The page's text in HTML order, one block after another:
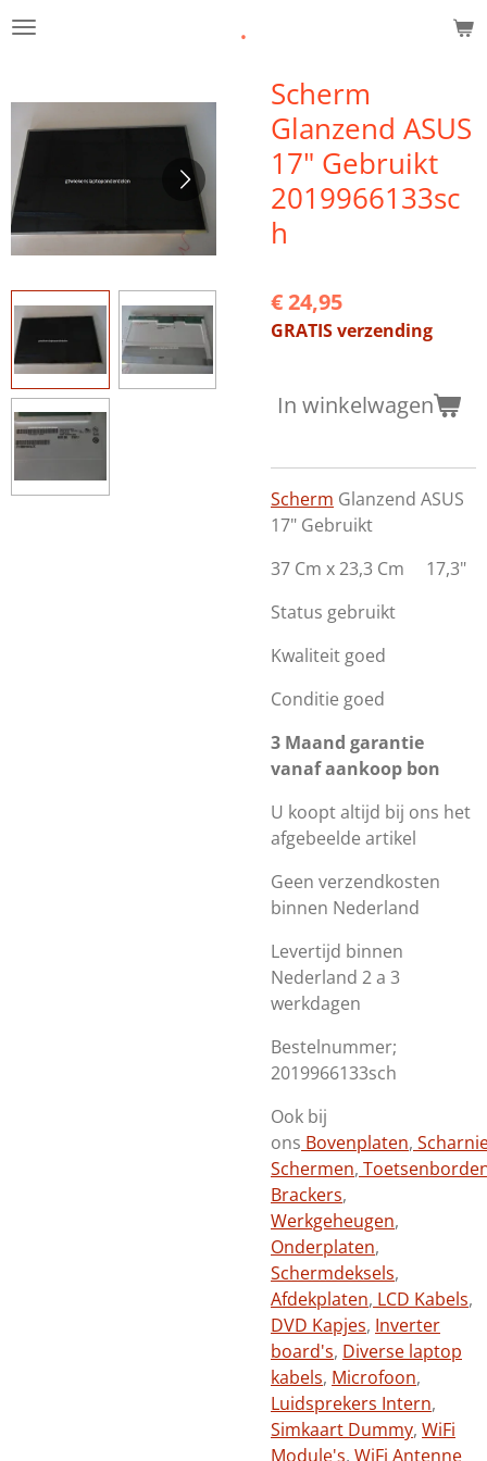
Ga
de
hoofdinhoud
.
Scherm
Glanzend ASUS
17" Gebruikt
2019966133sc
h
€ 24,95
GRATIS verzending
In winkelwagen
Scherm Glanzend ASUS
17" Gebruikt
37 Cm x 23,3 Cm 17,3"
Status gebruikt
Kwaliteit goed
Conditie goed
3 Maand garantie
vanaf aankoop bon
U koopt altijd bij ons het
afgebeelde artikel
Geen verzendkosten
binnen Nederland
Levertijd binnen
Nederland 2 a 3
werkdagen
Bestelnummer;
2019966133sch
Ook bij
ons Bovenplaten,
Schermen,
Brackers,
Werkgeheugen,
Onderplaten,
Schermdeksels,
Afdekplaten, LCD Kabels,
DVD Kapjes, Inverter
board's, Diverse laptop
kabels, Microfoon,
Luidsprekers Intern,
Simkaart Dummy, WiFi
Module's, WiFi Antenne